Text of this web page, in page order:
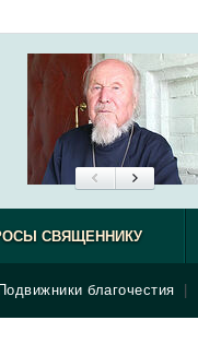
Подвижники благочестия
СВЯЩЕННИКУ